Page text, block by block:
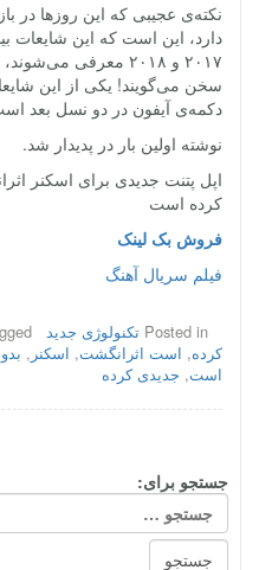
نکته‌ی عجیبی که این روزها در
دارد، این است که این شایعات
سخن می‌گویند! یکی از این
دکمه‌ی آیفون در دو نسل بعد
نوشته اولین بار در پدیدار شد.
اپل پتنت جدیدی برای اسکنر
کرده است
فروش بک لینک
فیلم سریال آهنگ
Posted in تکنولوژی جدید
کرده, است اثرانگشت, اسکنر ,
است, جدیدی کرده
جستجو برای: